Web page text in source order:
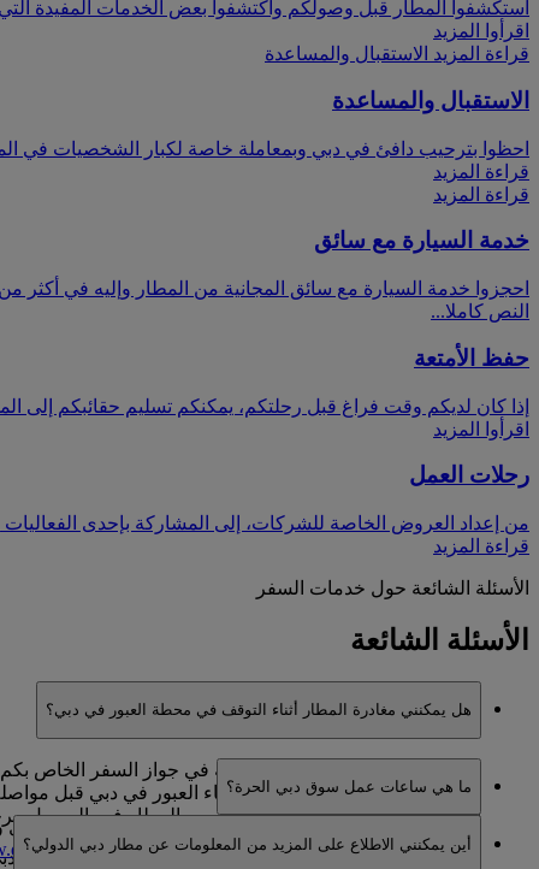
استكشفوا المطار قبل وصولكم واكتشفوا بعض الخدمات المفيدة
اقرأوا المزيد
قراءة المزيد الاستقبال والمساعدة
الاستقبال والمساعدة
احظوا بترحيب دافئ في دبي وبمعاملة خاصة لكبار الشخصيات في
قراءة المزيد
قراءة المزيد
خدمة السيارة مع سائق
احجزوا خدمة السيارة مع سائق المجانية من المطار وإليه في أكثر من 75 مدينة عند السفر في الدرجة الأولى أو درجة الأعمال.
النص كاملا...
حفظ الأمتعة
إذا كان لديكم وقت فراغ قبل رحلتكم، يمكنكم تسليم حقائبكم إلى
اقرأوا المزيد
رحلات العمل
من إعداد العروض الخاصة للشركات، إلى المشاركة بإحدى
قراءة المزيد
الأسئلة الشائعة حول خدمات السفر
الأسئلة الشائعة
هل يمكنني مغادرة المطار أثناء التوقف في محطة العبور في دبي؟
يتوقف ذلك على الجنسية الموضحة في جواز السفر الخاص
كنتم ترغبون في مغادرة المطار أثناء العبور في دبي قبل
الجنسيات الحصول على التأشيرات من المطار فور الوصول.
بالنسبة للمسافرين الذين يرغبون في الإقامة في فندق مطار
ما هي ساعات عمل سوق دبي الحرة؟
سوق دبي الحرة مفتوحة طوال 24
يمكنكم زيارة موقعها الشبكي على العنوان
أين يمكنني الاطلاع على المزيد من المعلومات عن مطار دبي الدولي؟